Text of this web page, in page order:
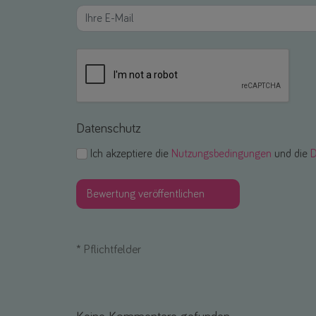
Datenschutz
Ich akzeptiere die Nutzungsbedingungen und die
* Pflichtfelder